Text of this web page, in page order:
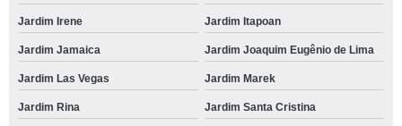
Jardim Irene Jardim Itapoan
Jardim Jamaica Jardim Joaquim Eugênio de Lima
Jardim Las Vegas Jardim Marek
Jardim Rina Jardim Santa Cristina